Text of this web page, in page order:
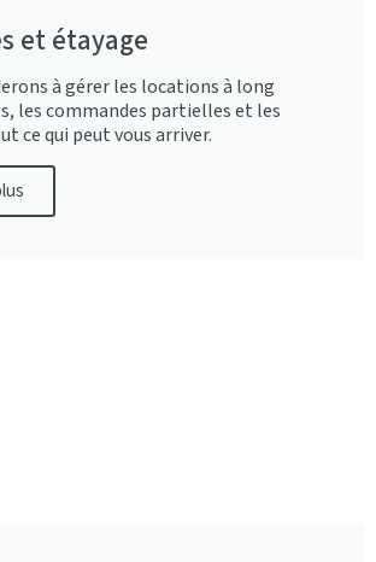
et étayage
à gérer les locations à long
les commandes partielles et les
ce qui peut vous arriver.